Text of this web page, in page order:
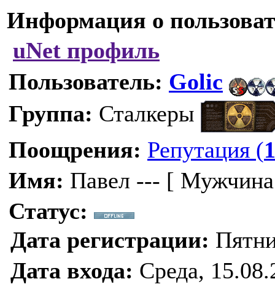
Информация о
uNet профиль
Пользователь: Golic
Группа: Сталкеры
Поощрения: Репутация (
Имя: Павел --- [
Статус:
Дата регистрации:
Дата входа: Среда,